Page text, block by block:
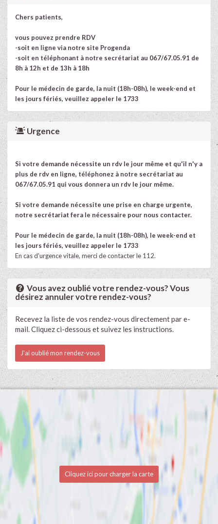
Chers patients,
vous pouvez prendre RDV
-soit en ligne via notre site Progenda
-soit en téléphonant à notre secrétariat au 067/67.05.91 de
8h à 12h et de 13h à 18h
Pour le médecin de garde, la nuit (18h-08h), le week-end et
les jours fériés, veuillez appeler le 1733
Urgence
Si votre demande nécessite un rdv le jour même et qu'il n'y a
plus de rdv en ligne, téléphonez à notre secrétariat au
067/67.05.91 qui vous donnera un rdv le jour même.
Si votre demande nécessite une prise en charge urgente,
notre secrétariat fera le nécessaire pour nous contacter.
Pour le médecin de garde, la nuit (18h-08h), le week-end et
les jours fériés, veuillez appeler le 1733
En cas d'urgence vitale, merci de contacter le 112.
Vous avez oublié votre rendez-vous? Vous
désirez annuler votre rendez-vous?
Recevez la liste de vos rendez-vous directement par e-
mail. Cliquez ci-dessous et suivez les instructions.
J'ai oublié mon rendez-vous
Cliquez ici pour charger la carte